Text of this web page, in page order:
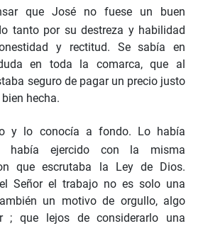
que José no fuese un buen
tanto por su destreza y habilidad
y rectitud. Se sabía en
en toda la comarca, que al
seguro de pagar un precio justo
hecha.
y lo conocía a fondo. Lo había
había ejercido con la misma
que escrutaba la Ley de Dios.
Señor el trabajo no es solo una
un motivo de orgullo, algo
; que lejos de considerarlo una